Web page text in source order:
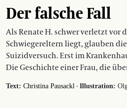
Der falsche Fall
Als Renate H. schwer verletzt vor
Schwiegereltern liegt, glauben
Suizidversuch. Erst im
Die Geschichte einer Frau, die
Text: Christina Pausackl · Illustration: